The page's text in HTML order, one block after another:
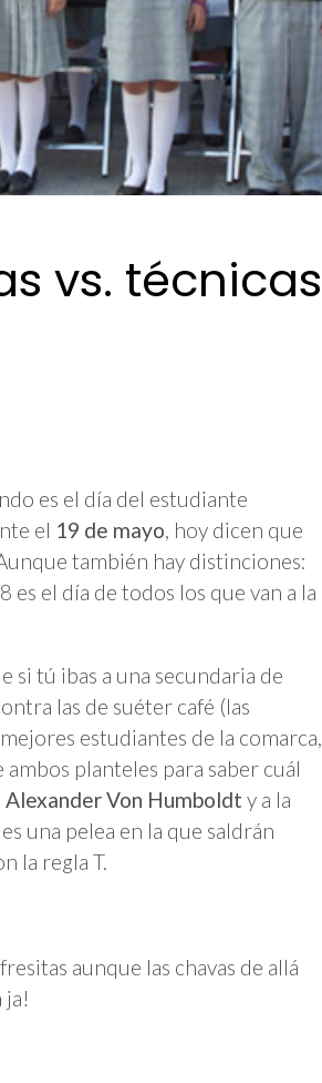
vs. técnicas
es el día del estudiante
el 19 de mayo, hoy dicen que
también hay distinciones:
es el día de todos los que van a la
si tú ibas a una secundaria de
las de suéter café (las
estudiantes de la comarca,
planteles para saber cuál
Alexander Von Humboldt y a la
una pelea en la que saldrán
la regla T.
aunque las chavas de allá
ja!